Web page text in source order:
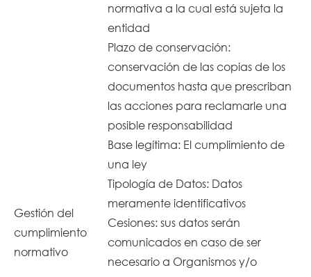
Gestión del
cumplimiento
normativo
normativa a la cual está sujeta la
entidad
Plazo de conservación:
conservación de las copias de los
documentos hasta que prescriban
las acciones para reclamarle una
posible responsabilidad
Base legítima: El cumplimiento de
una ley
Tipología de Datos: Datos
meramente identificativos
Cesiones: sus datos serán
comunicados en caso de ser
necesario a Organismos y/o